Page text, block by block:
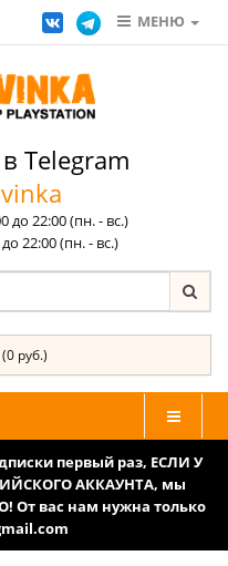
МЕНЮ
Telegram
до 22:00 (пн. - вс.)
22:00 (пн. - вс.)
руб.)
первый раз, ЕСЛИ У
АККАУНТА, мы
От вас нам нужна только